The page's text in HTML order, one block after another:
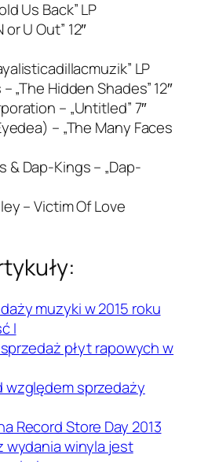
Us Back” LP
or U Out” 12″
LP
„The Hidden Shades” 12″
– „Untitled” 7″
– „The Many Faces
& Dap-Kings – „Dap-
– Victim Of Love
muzyki w 2015 roku
I
płyt rapowych w
względem sprzedaży
Record Store Day 2013
wydania winyla jest